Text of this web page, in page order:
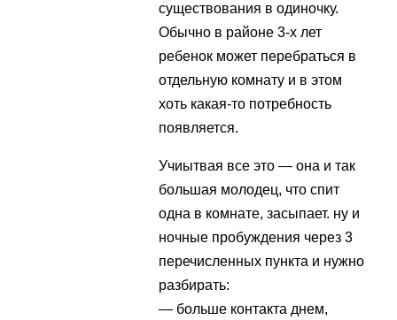
существования в одиночку.
Обычно в районе 3-х лет
ребенок может перебраться в
отдельную комнату и в этом
хоть какая-то потребность
появляется.
Учиытвая все это — она и так
большая молодец, что спит
одна в комнате, засыпает. ну и
ночные пробуждения через 3
перечисленных пункта и нужно
разбирать:
— больше контакта днем,